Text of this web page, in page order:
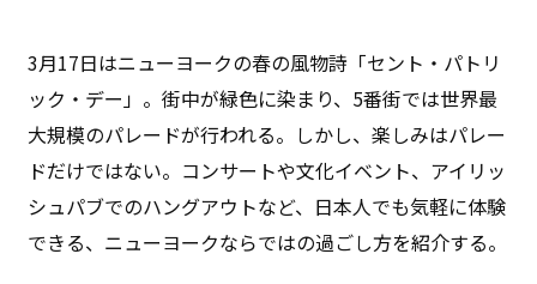
3月17日はニューヨークの春の風物詩「セント・パトリ
ック・デー」。街中が緑色に染まり、5番街では世界最
大規模のパレードが行われる。しかし、楽しみはパレー
ドだけではない。コンサートや文化イベント、アイリッ
シュパブでのハングアウトなど、日本人でも気軽に体験
できる、ニューヨークならではの過ごし方を紹介する。